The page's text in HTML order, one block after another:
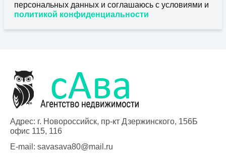
персональных данных и соглашаюсь с условиями и
политикой конфиденциальности
Адрес: г. Новороссийск, пр-кт Дзержинского, 156Б
офис 115, 116
E-mail: savasava80@mail.ru